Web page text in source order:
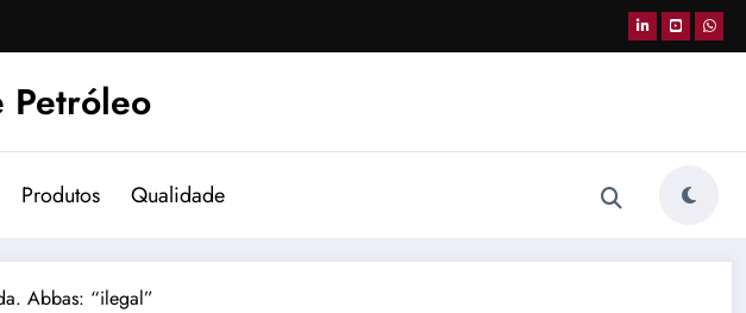
Petróleo
Produtos Qualidade
Abbas: “ilegal”